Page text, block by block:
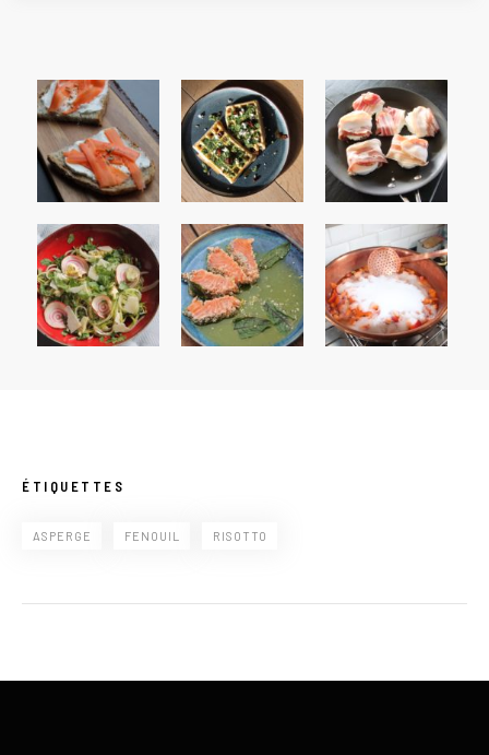
ÉTIQUETTES
ASPERGE FENOUIL RISOTTO